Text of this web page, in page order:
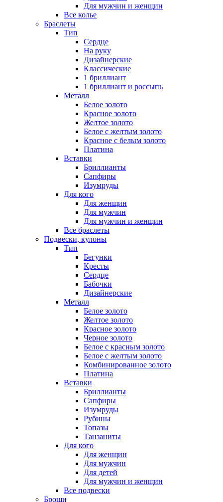
Для мужчин и женщин
Все колье
Браслеты
Тип
Сердце
На руку
Дизайнерские
Классические
1 бриллиант
1 бриллиант и россыпь
Металл
Белое золото
Красное золото
Желтое золото
Белое с желтым золото
Красное с белым золото
Платина
Вставки
Бриллианты
Сапфиры
Изумруды
Для кого
Для женщин
Для мужчин
Для мужчин и женщин
Все браслеты
Подвески, кулоны
Тип
Бегунки
Кресты
Сердце
Бабочки
Дизайнерские
Металл
Белое золото
Желтое золото
Красное золото
Черное золото
Белое с красным золото
Белое с желтым золото
Комбинированное золото
Платина
Вставки
Бриллианты
Сапфиры
Изумруды
Рубины
Топазы
Танзаниты
Для кого
Для женщин
Для мужчин
Для детей
Для мужчин и женщин
Все подвески
Броши